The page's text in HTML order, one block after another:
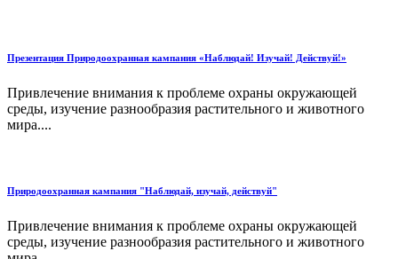
Презентация Природоохранная кампания «Наблюдай! Изучай! Действуй!»
Привлечение внимания к проблеме охраны окружающей
среды, изучение разнообразия растительного и животного
мира....
Природоохранная кампания "Наблюдай, изучай, действуй"
Привлечение внимания к проблеме охраны окружающей
среды, изучение разнообразия растительного и животного